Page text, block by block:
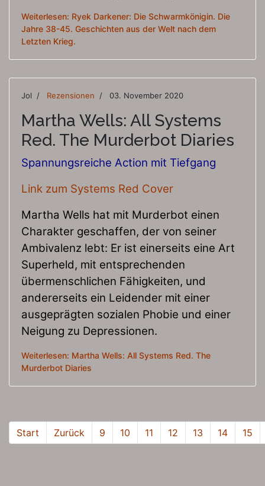
Weiterlesen: Ryek Darkener: Die Schwarmkönigin. Die
Jahre 38-45. Geschichten aus der Welt nach dem
Letzten Krieg.
Jol Rezensionen 03. November 2020
Martha Wells: All Systems
Red. The Murderbot Diaries
Spannungsreiche Action mit Tiefgang
Link zum Systems Red Cover
Martha Wells hat mit Murderbot einen
Charakter geschaffen, der von seiner
Ambivalenz lebt: Er ist einerseits eine Art
Superheld, mit entsprechenden
übermenschlichen Fähigkeiten, und
andererseits ein Leidender mit einer
ausgeprägten sozialen Phobie und einer
Neigung zu Depressionen.
Weiterlesen: Martha Wells: All Systems Red. The
Murderbot Diaries
Start Zurück 9 10 11 12 13 14 15